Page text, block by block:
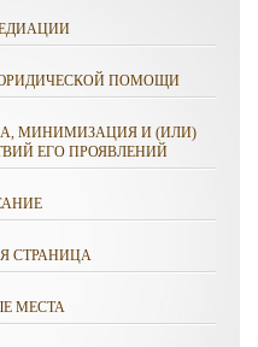
ПОМОЩИ
МИНИМИЗАЦИЯ И (ИЛИ)
ЕГО ПРОЯВЛЕНИЙ
СТРАНИЦА
МЕСТА